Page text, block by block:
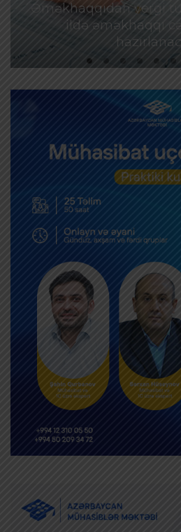
Əməkhaqqıdan vergi
ildə əməkhaqqı